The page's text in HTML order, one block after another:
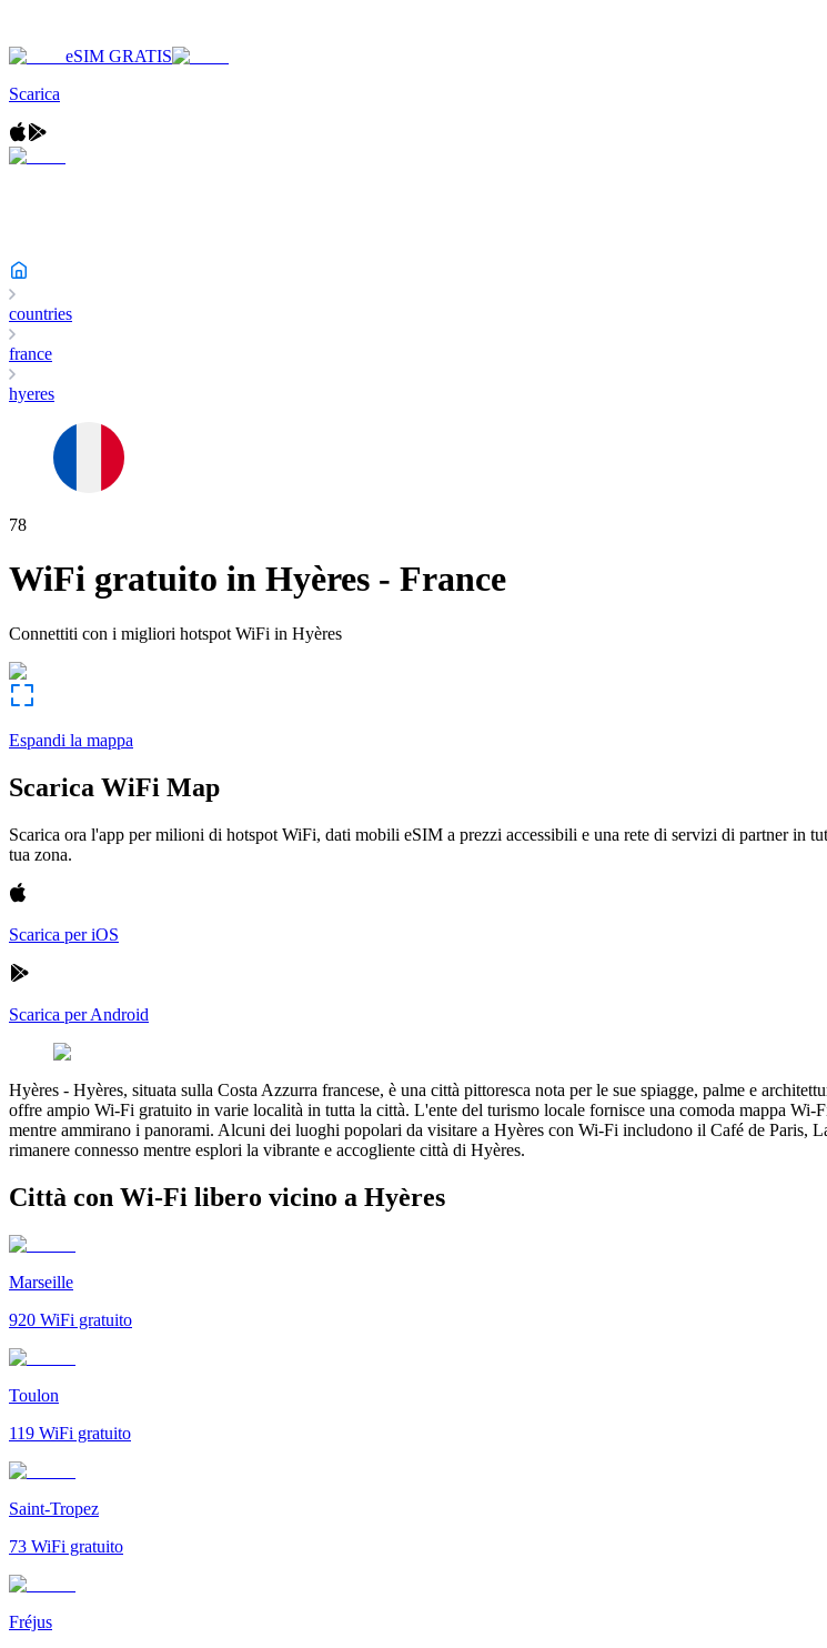
eSIM GRATIS
Scarica
countries
france
hyeres
78
WiFi gratuito in Hyères - France
Connettiti con i migliori hotspot WiFi in Hyères
Espandi la mappa
Scarica WiFi Map
Scarica ora l'app per milioni di hotspot WiFi, dati mobili eSIM a prezzi accessibili e una rete di servizi di partner in
tua zona.
Scarica per iOS
Scarica per Android
Hyères - Hyères, situata sulla Costa Azzurra francese, è una città pittoresca nota per le sue spiagge, palme e
offre ampio Wi-Fi gratuito in varie località in tutta la città. L'ente del turismo locale fornisce una comoda mappa
mentre ammirano i panorami. Alcuni dei luoghi popolari da visitare a Hyères con Wi-Fi includono il Café de Paris,
rimanere connesso mentre esplori la vibrante e accogliente città di Hyères.
Città con Wi-Fi libero vicino a Hyères
Marseille
920 WiFi gratuito
Toulon
119 WiFi gratuito
Saint-Tropez
73 WiFi gratuito
Fréjus